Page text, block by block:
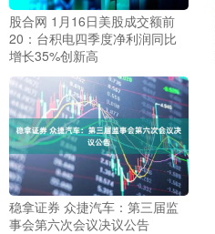
股合网 1月16日美股成交额前
20：台积电四季度净利润同比
增长35%创新高
稳拿证券 众捷汽车：第三届监
事会第六次会议决议公告